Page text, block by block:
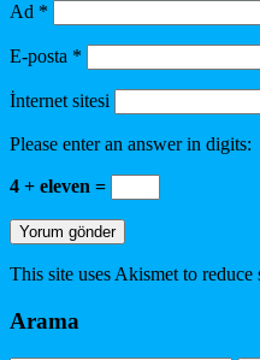
Ad *
E-posta *
İnternet sitesi
Please enter an answer in digits:
4 + eleven =
This site uses Akismet to reduce
Arama